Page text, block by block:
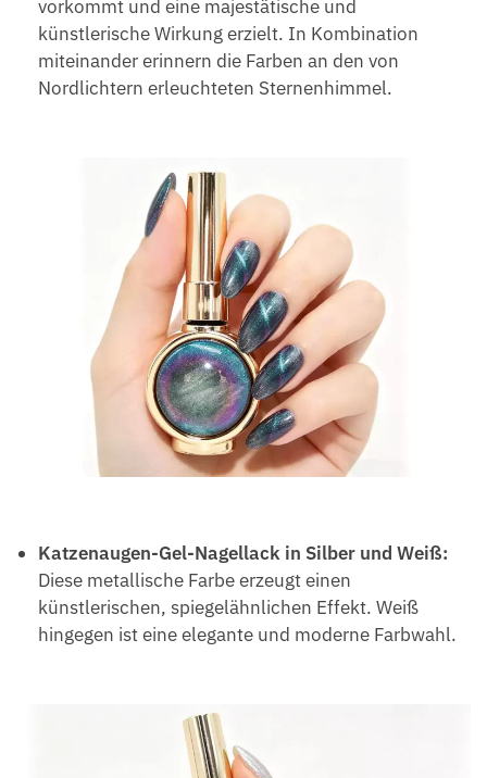
vorkommt und eine majestätische und
künstlerische Wirkung erzielt. In Kombination
miteinander erinnern die Farben an den von
Nordlichtern erleuchteten Sternenhimmel.
Katzenaugen-Gel-Nagellack in Silber und Weiß:
Diese metallische Farbe erzeugt einen
künstlerischen, spiegelähnlichen Effekt. Weiß
hingegen ist eine elegante und moderne Farbwahl.